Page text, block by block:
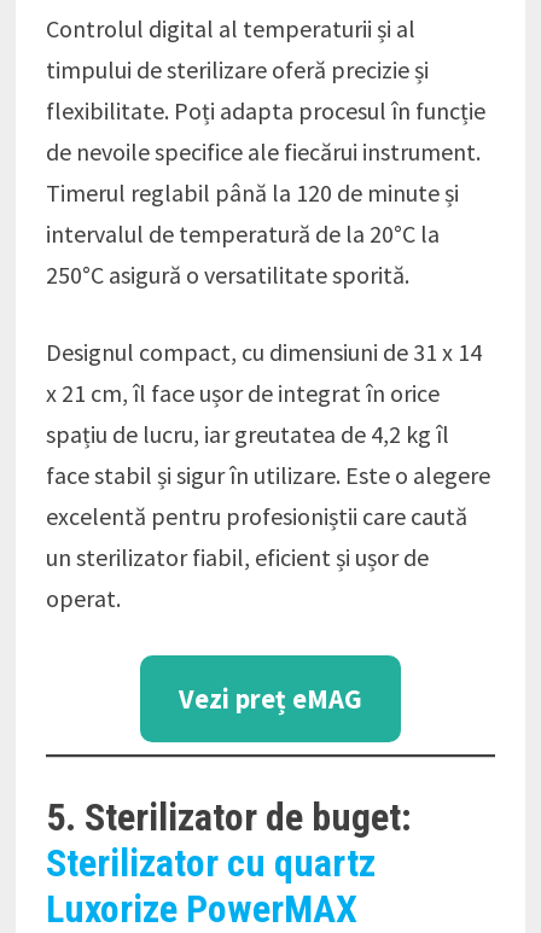
Controlul digital al temperaturii și al
timpului de sterilizare oferă precizie și
flexibilitate. Poți adapta procesul în funcție
de nevoile specifice ale fiecărui instrument.
Timerul reglabil până la 120 de minute și
intervalul de temperatură de la 20°C la
250°C asigură o versatilitate sporită.
Designul compact, cu dimensiuni de 31 x 14
x 21 cm, îl face ușor de integrat în orice
spațiu de lucru, iar greutatea de 4,2 kg îl
face stabil și sigur în utilizare. Este o alegere
excelentă pentru profesioniștii care caută
un sterilizator fiabil, eficient și ușor de
operat.
Vezi preț eMAG
5. Sterilizator de buget:
Sterilizator cu quartz
Luxorize PowerMAX